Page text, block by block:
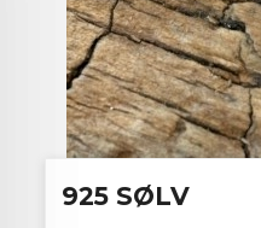
925 SØLV